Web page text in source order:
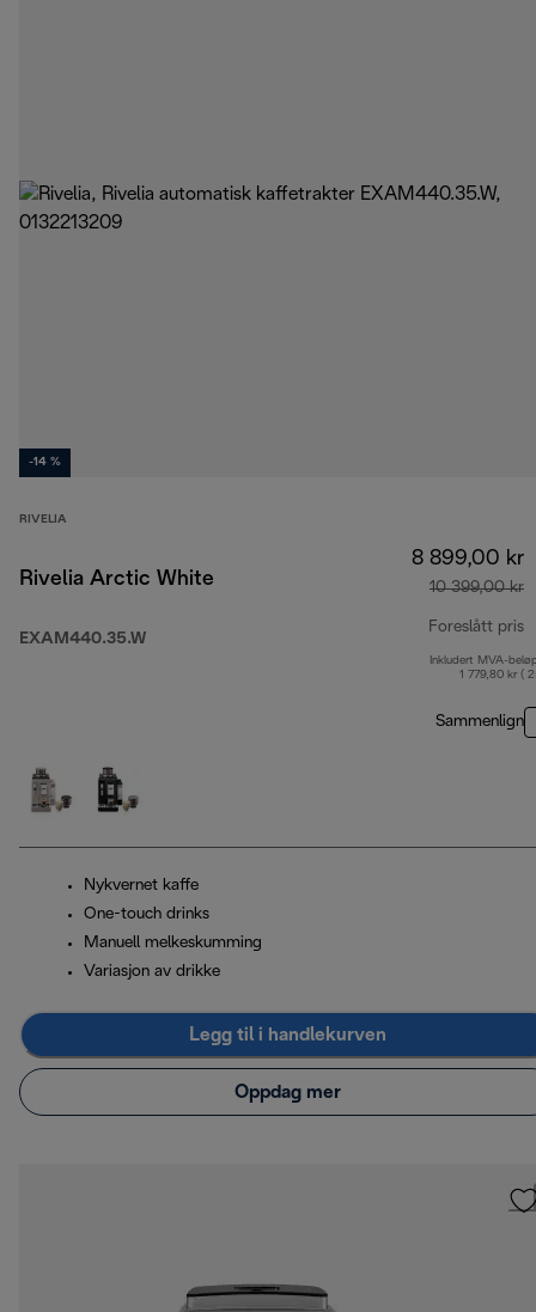
-14 %
RIVELIA
Rivelia Arctic White
EXAM440.35.W
8 899,00 kr
10 399,00 kr
Foreslått pris
Inkludert MVA-
1 779,80 kr (
Sammenlign
Nykvernet kaffe
One-touch drinks
Manuell melkeskumming
Variasjon av drikke
Legg til i handlekurven
Oppdag mer